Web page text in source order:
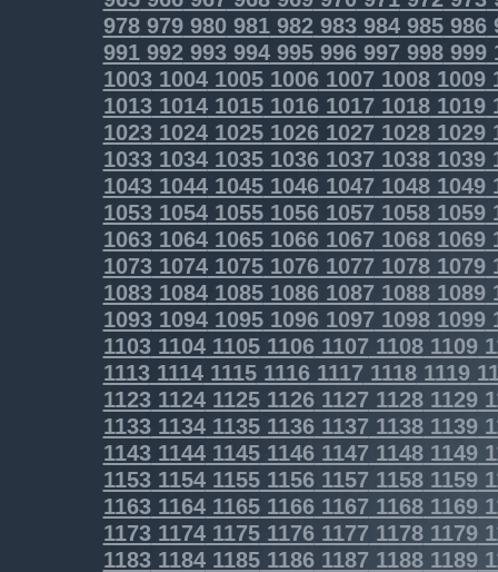
978979980981982983984985986
991992993994995996997998999
1003100410051006100710081009
1013101410151016101710181019
1023102410251026102710281029
1033103410351036103710381039
1043104410451046104710481049
1053105410551056105710581059
1063106410651066106710681069
1073107410751076107710781079
1083108410851086108710881089
1093109410951096109710981099
1103110411051106110711081109
1113111411151116111711181119
11231124112511261127 11281129
11331134113511361137 11381139
11431144114511461147 11481149
11531154115511561157 11581159
11631164116511661167 11681169
11731174117511761177 11781179
11831184118511861187 11881189